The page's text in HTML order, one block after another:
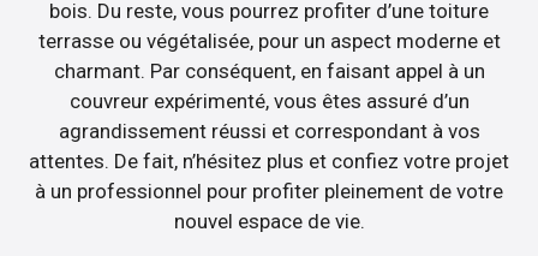
bois. Du reste, vous pourrez profiter d’une toiture
terrasse ou végétalisée, pour un aspect moderne et
charmant. Par conséquent, en faisant appel à un
couvreur expérimenté, vous êtes assuré d’un
agrandissement réussi et correspondant à vos
attentes. De fait, n’hésitez plus et confiez votre projet
à un professionnel pour profiter pleinement de votre
nouvel espace de vie.